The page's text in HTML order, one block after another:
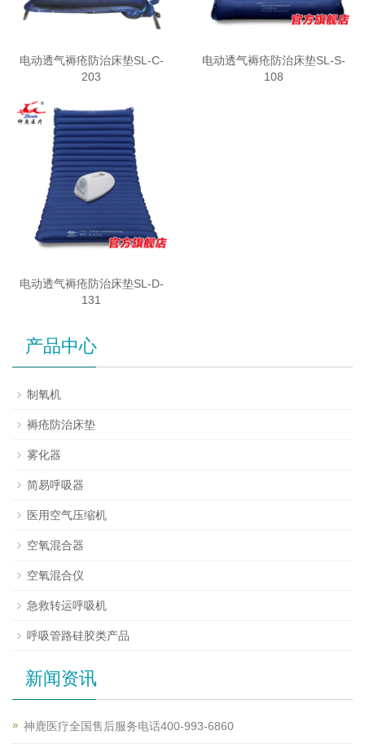
电动透气褥疮防治床垫SL-C-
203
电动透气褥疮防治床垫SL-S-
108
电动透气褥疮防治床垫SL-D-
131
产品中心
制氧机
褥疮防治床垫
雾化器
简易呼吸器
医用空气压缩机
空氧混合器
空氧混合仪
急救转运呼吸机
呼吸管路硅胶类产品
新闻资讯
神鹿医疗全国售后服务电话400-993-6860